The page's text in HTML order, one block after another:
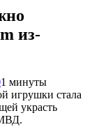
из-
1 минуты
игрушки стала
украсть